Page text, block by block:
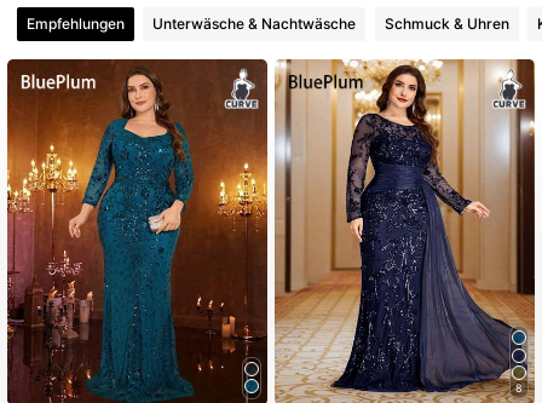
4,88
4,88 45K Follower
4,88 45K Follower
4,88 45K Follower
4,88 45K Follower
Empfehlungen Unterwäsche & Nachtwäsche Schmuck & Uhren
8